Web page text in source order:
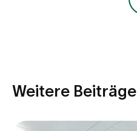
Weitere Beiträge